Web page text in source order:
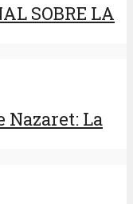
SOBRE LA
Nazaret: La